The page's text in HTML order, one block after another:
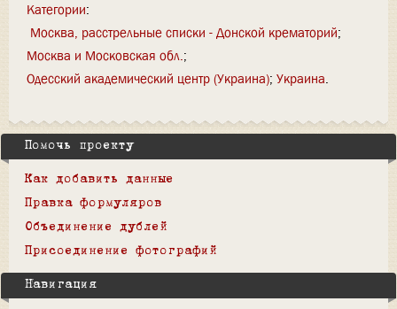
Категории:
Москва, расстрельные списки - Донской крематорий
Москва и Московская обл.
Одесский академический центр (Украина) Украина
Помочь проекту
Как добавить данные
Правка формуляров
Объединение дублей
Присоединение фотографий
Навигация